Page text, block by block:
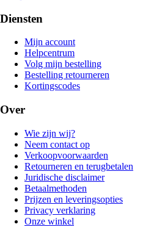
Diensten
Mijn account
Helpcentrum
Volg mijn bestelling
Bestelling retourneren
Kortingscodes
Over
Wie zijn wij?
Neem contact op
Verkoopvoorwaarden
Retourneren en terugbetalen
Juridische disclaimer
Betaalmethoden
Prijzen en leveringsopties
Privacy verklaring
Onze winkel